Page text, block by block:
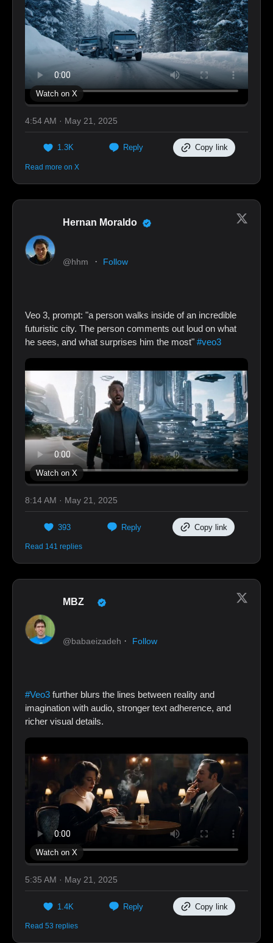
Watch on X
4:54 AM · May 21, 2025
1.3K Reply Copy link
Read more on X
Hernan Moraldo
@hhm · Follow
Veo 3, prompt: "a person walks inside of an incredible
futuristic city. The person comments out loud on what
he sees, and what surprises him the most" #veo3
Watch on X
8:14 AM · May 21, 2025
393 Reply Copy link
Read 141 replies
MBZ
@babaeizadeh · Follow
#Veo3 further blurs the lines between reality and
imagination with audio, stronger text adherence, and
richer visual details.
Watch on X
5:35 AM · May 21, 2025
1.4K Reply Copy link
Read 53 replies